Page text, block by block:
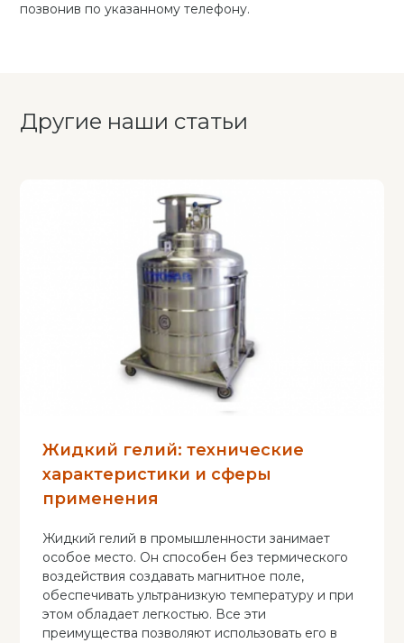
позвонив по указанному телефону.
Другие наши статьи
Жидкий гелий: технические
характеристики и сферы
применения
Жидкий гелий в промышленности занимает
особое место. Он способен без термического
воздействия создавать магнитное поле,
обеспечивать ультранизкую температуру и при
этом обладает легкостью. Все эти
преимущества позволяют использовать его в